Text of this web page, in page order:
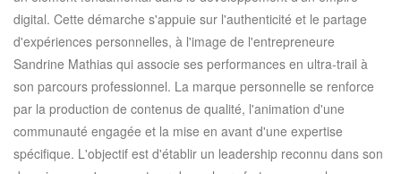
digital. Cette démarche s'appuie sur l'authenticité et le partage
d'expériences personnelles, à l'image de l'entrepreneure
Sandrine Mathias qui associe ses performances en ultra-trail à
son parcours professionnel. La marque personnelle se renforce
par la production de contenus de qualité, l'animation d'une
communauté engagée et la mise en avant d'une expertise
spécifique. L'objectif est d'établir un leadership reconnu dans son